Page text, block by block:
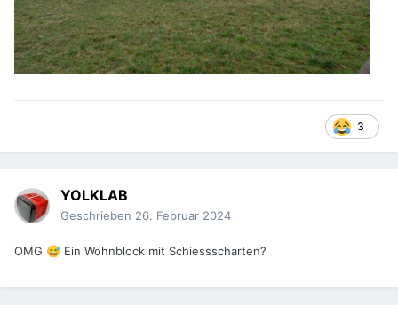
3
YOLKLAB
Geschrieben 26. Februar 2024
OMG 😅 Ein Wohnblock mit Schiessscharten?